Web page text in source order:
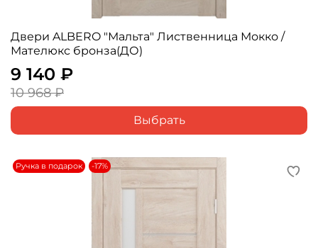
Двери ALBERO "Мальта" Лиственница Мокко /
Мателюкс бронза(ДО)
9 140 ₽
10 968 ₽
Выбрать
Ручка в подарок -17%